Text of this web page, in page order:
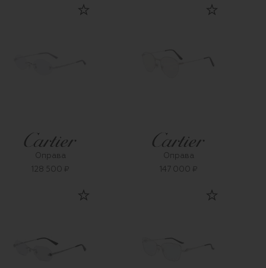
Оправа
128 500 ₽
Оправа
147 000 ₽